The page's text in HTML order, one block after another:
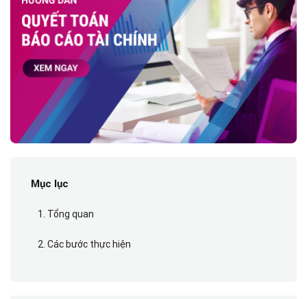
Mục lục
1. Tổng quan
2. Các bước thực hiện